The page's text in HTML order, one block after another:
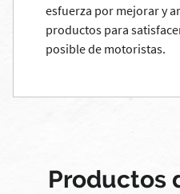
esfuerza por mejorar y
productos para
posible de motoristas.
Productos